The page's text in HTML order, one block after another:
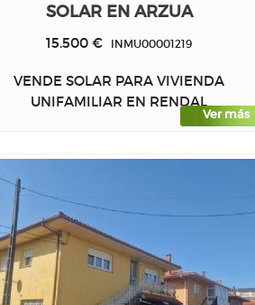
SOLAR EN ARZUA
15.500 € INMU00001219
VENDE SOLAR PARA VIVIENDA
UNIFAMILIAR EN RENDAL
Ver más